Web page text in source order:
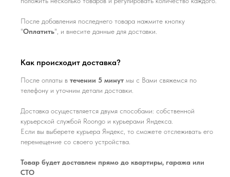
После добавления последнего товара нажмите кнопку
"Оплатить", и внесите данные для доставки.
Как происходит доставка?
После оплаты в течении 5 минут мы с Вами свяжемся по
телефону и уточним детали доставки.
Доставка осуществляется двумя способами: собственной
курьерской службой Roongo и курьерами Яндекса.
Если вы выберете курьера Яндекс, то сможете отслеживать его
перемещение со своего устройства.
Товар будет доставлен прямо до квартиры, гаража или
СТО